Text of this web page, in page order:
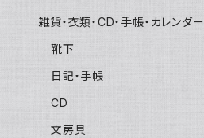
雑貨・衣類・CD・手帳・カレンダー
靴下
日記・手帳
CD
文房具